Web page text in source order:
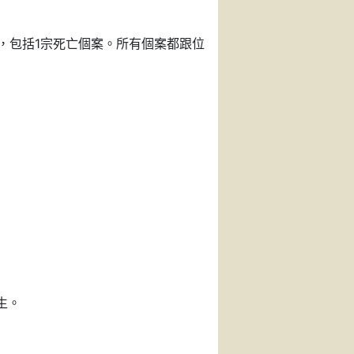
括1宗死亡個案。所有個案都跟位
。